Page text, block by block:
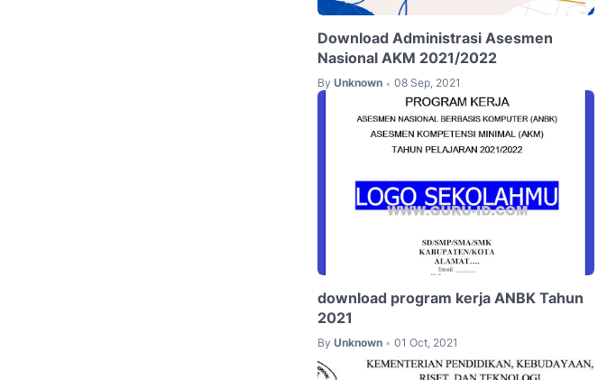
Download Administrasi Asesmen
Nasional AKM 2021/2022
By Unknown • 08 Sep, 2021
download program kerja ANBK Tahun
2021
By Unknown • 01 Oct, 2021